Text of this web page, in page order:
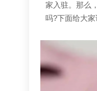
家入驻。那么
吗?下面给大家